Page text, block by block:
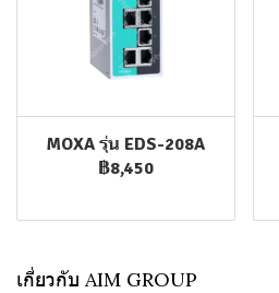
MOXA รุ่น EDS-208A
฿8,450
เกี่ยวกับ AIM GROUP